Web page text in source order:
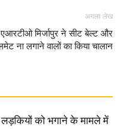
अगला लेख
एआरटीओ मिर्जापुर ने सीट बेल्ट और
ना लगाने वालों का किया चालान
लड़कियों को भगाने के मामले में